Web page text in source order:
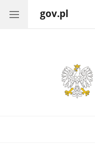
gov.pl